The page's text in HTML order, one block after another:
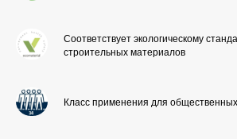
Соответствует экологическому
строительных материалов
Класс применения для